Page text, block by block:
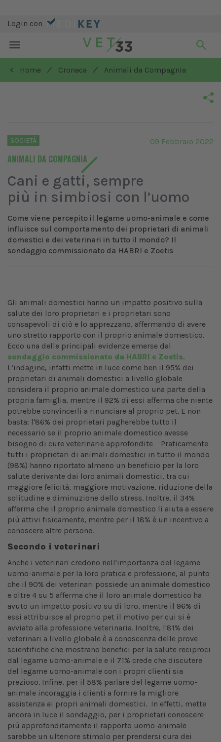
Login con
Toggle
navigation
< Home
/ Cronaca / Animali da Compagnia
SOCIETÀ
ANIMALI DA COMPAGNIA
09 Febbraio 2022
Cani e gatti, sempre
più in simbiosi con l’uomo
Come viene percepito il legame uomo-animale e come
influisce sul comportamento dei proprietari di animali
domestici e dei veterinari in tutto il mondo? Il
sondaggio commissionato da HABRI e Zoetis
Gli animali domestici hanno un impatto positivo sulla
salute dei loro proprietari e i proprietari sono
consapevoli di ciò e lo apprezzano, affermando di avere
uno stretto rapporto con il proprio animale domestico.
Ecco una delle principali evidenze emerse dal
sondaggio commissionato da HABRI e Zoetis.
L’indagine, infatti mette in luce come ben il 95% dei
proprietari di animali domestici a livello globale
considera il proprio animale domestico una parte della
propria famiglia, mentre il 92% di essi afferma che niente
potrebbe convincerli a rinunciare al proprio pet. E non
basta: l'86% dei proprietari pagherebbe tutto il
necessario se il proprio animale domestico avesse
bisogno di cure veterinarie approfondite Praticamente
tutti i proprietari di animali domestici in tutto il mondo
(98%) hanno riportato almeno un beneficio per la loro
salute derivante dai loro animali domestici, tra cui
maggiore felicità, maggiore motivazione, riduzione della
solitudine e diminuzione dello stress. Inoltre, il 34%
afferma che il proprio animale domestico li aiuta a essere
più attivi fisicamente, mentre per il 18% è un incentivo a
conoscere altre persone.
Secondo i veterinari
Anche i veterinari credono nell'importanza del legame
uomo-animale per la loro pratica e professione, al punto
che il 90% dei veterinari possiede un animale domestico
e oltre 4 su 5 afferma che il loro animale domestico ha
avuto un impatto positivo su di loro, mentre il 96% di
essi attribuisce al proprio pet il motivo per cui si è
avviato alla professione veterinaria. Inoltre, l'81% dei
veterinari a livello globale è a conoscenza delle prove
scientifiche che mostrano benefici per la salute reciproci
dal legame uomo-animale e il 71% crede che discutere
del legame uomo-animale con i propri clienti sia
prezioso. Infine, per il 58% parlare del legame uomo-
animale incoraggia i clienti a fornire la migliore
assistenza ai propri animali domestici. In effetti, mette
ancora in luce il sondaggio, per i proprietari conoscere
più approfonditamente il rapporto uomo-animale
sarebbe un ulteriore stimolo per prendersi cura dei